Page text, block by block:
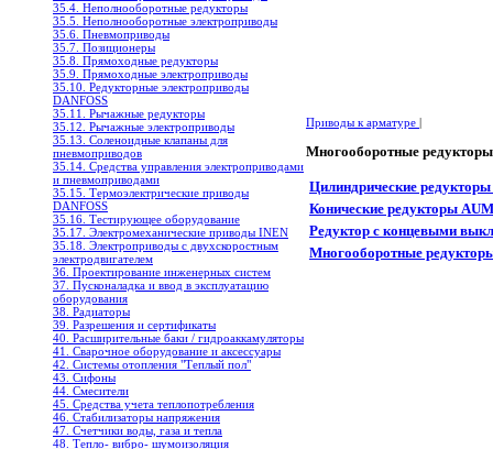
35.4. Неполнооборотные редукторы
35.5. Неполнооборотные электроприводы
35.6. Пневмоприводы
35.7. Позиционеры
35.8. Прямоходные редукторы
35.9. Прямоходные электроприводы
35.10. Редукторные электроприводы
DANFOSS
35.11. Рычажные редукторы
35.12. Рычажные электроприводы
35.13. Соленоидные клапаны для
пневмоприводов
35.14. Средства управления электроприводами
и пневмоприводами
35.15. Термоэлектрические приводы
DANFOSS
35.16. Тестирующее оборудование
35.17. Электромеханические приводы INEN
35.18. Электроприводы с двухскоростным
электродвигателем
36. Проектирование инженерных систем
37. Пусконаладка и ввод в эксплуатацию
оборудования
38. Радиаторы
39. Разрешения и сертификаты
40. Расширительные баки / гидроаккамуляторы
41. Сварочное оборудование и аксессуары
42. Системы отопления "Теплый пол"
43. Сифоны
44. Смесители
45. Средства учета теплопотребления
46. Стабилизаторы напряжения
47. Счетчики воды, газа и тепла
48. Тепло- вибро- шумоизоляция
Приводы к арматуре |
Многооборотные редукторы
Цилиндрические
Конические редукторы
Редуктор с концевыми
Mногооборотные